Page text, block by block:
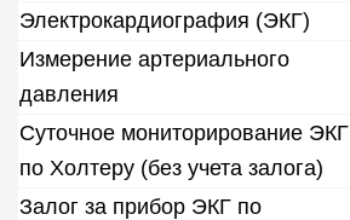
Электрокардиография (ЭКГ)
Измерение артериального
давления
Суточное мониторирование ЭКГ
по Холтеру (без учета залога)
Залог за прибор ЭКГ по